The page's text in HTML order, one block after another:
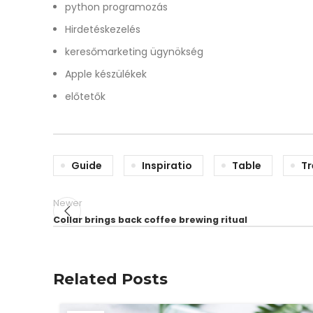
python programozás
Hirdetéskezelés
keresőmarketing ügynökség
Apple készülékek
előtetők
Guide Inspiratio Table
Newer
Collar brings back coffee brewing ritual
Related Posts